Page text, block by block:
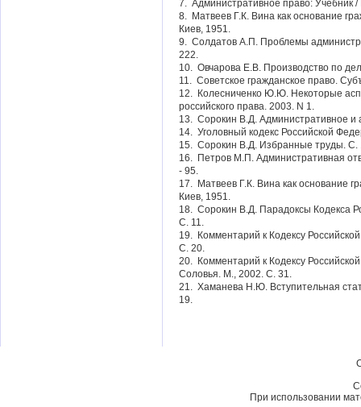
7. Административное право:
8. Матвеев Г.К. Вина как основание
Киев, 1951.
9. Солдатов А.П. Проблемы
222.
10. Овчарова Е.В. Производство по
11. Советское гражданское право.
12. Колесниченко Ю.Ю. Некоторые
российского права. 2003. N 1.
13. Сорокин В.Д. Административное и
14. Уголовный кодекс Российской
15. Сорокин В.Д. Избранные труды. С.
16. Петров М.П. Административная
- 95.
17. Матвеев Г.К. Вина как основание
Киев, 1951.
18. Сорокин В.Д. Парадоксы Кодекса
С. 11.
19. Комментарий к Кодексу
С. 20.
20. Комментарий к Кодексу
Соловья. М., 2002. С. 31.
21. Хаманева Н.Ю. Вступительная
19.
При использовании